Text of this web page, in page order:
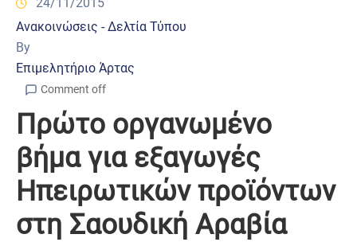
Ανακοινώσεις - Δελτία Τύπου
By
Επιμελητήριο Άρτας
Comment off
Πρώτο οργανωμένο
βήμα για εξαγωγές
Ηπειρωτικών προϊόντων
στη Σαουδική Αραβία